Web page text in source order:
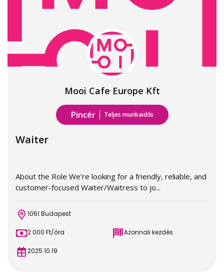
Mooi Cafe Europe Kft
Pincér Teljes munkaidős
Waiter
About the Role We’re looking for a friendly, reliable, and
customer-focused Waiter/Waitress to jo...
1061 Budapest
2 000 Ft/óra Azonnali kezdés
2025.10.19